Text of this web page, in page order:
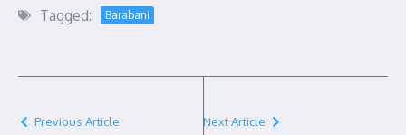
Tagged: Barabani
Previous Article Next Article